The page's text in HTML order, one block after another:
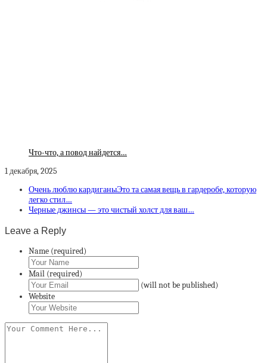
Что-что, а повод найдется…
1 декабря, 2025
Очень люблю кардиганыЭто та самая вещь в гардеробе, которую
легко стил…
Черные джинсы — это чистый холст для ваш…
Leave a Reply
Name (required)
Mail (required)
(will not be published)
Website